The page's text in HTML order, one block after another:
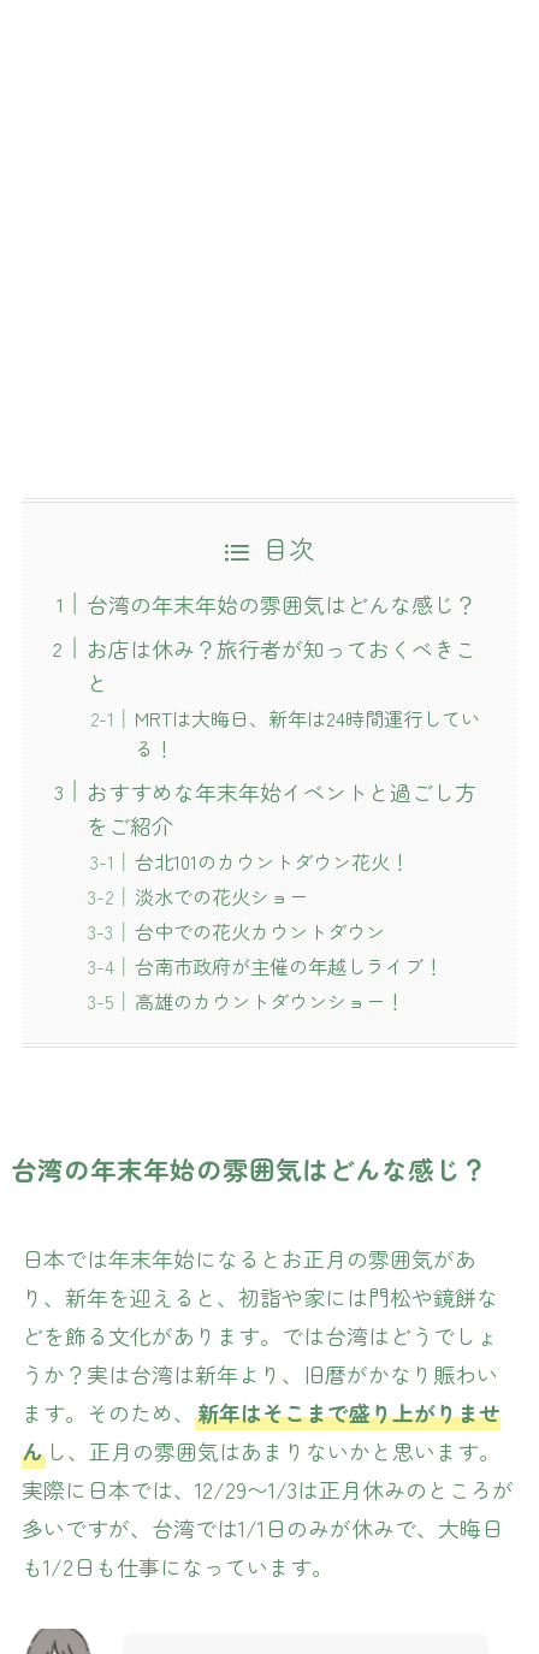
目次
台湾の年末年始の雰囲気はどんな感じ？
お店は休み？旅行者が知っておくべきこ
と
MRTは大晦日、新年は24時間運行してい
る！
おすすめな年末年始イベントと過ごし方
をご紹介
台北101のカウントダウン花火！
淡水での花火ショー
台中での花火カウントダウン
台南市政府が主催の年越しライブ！
高雄のカウントダウンショー！
台湾の年末年始の雰囲気はどんな感じ？
日本では年末年始になるとお正月の雰囲気があ
り、新年を迎えると、初詣や家には門松や鏡餅な
どを飾る文化があります。では台湾はどうでしょ
うか？実は台湾は新年より、旧暦がかなり賑わい
ます。そのため、 新年はそこまで盛り上がりませ
んし、正月の雰囲気はあまりないかと思います。
実際に日本では、12/29〜1/3は正月休みのところが
多いですが、台湾では1/1日のみが休みで、大晦日
も1/2日も仕事になっています。